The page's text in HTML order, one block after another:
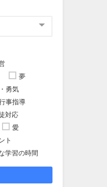
夢
勇気
事指導
対応
愛
ト
学習の時間